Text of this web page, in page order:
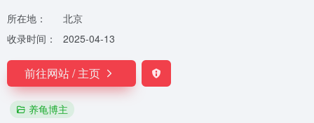
所在地：
北京
收录时间：
2025-04-13
前往网站 / 主页
养龟博主